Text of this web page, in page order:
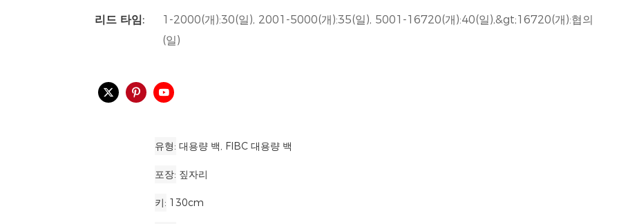
리드 타임:
1-2000(개):30(일), 2001-5000(개):35(일), 5001-16720(개):40(일),&gt;16720(개):협의
(일)
유형 대용량 백, FIBC 대용량 백
포장 짚자리
키 130cm